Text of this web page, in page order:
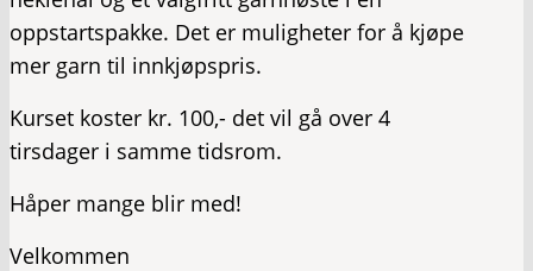
oppstartspakke. Det er muligheter for å kjøpe
mer garn til innkjøpspris.
Kurset koster kr. 100,- det vil gå over 4
tirsdager i samme tidsrom.
Håper mange blir med!
Velkommen